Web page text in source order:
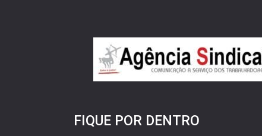
FIQUE POR DENTRO